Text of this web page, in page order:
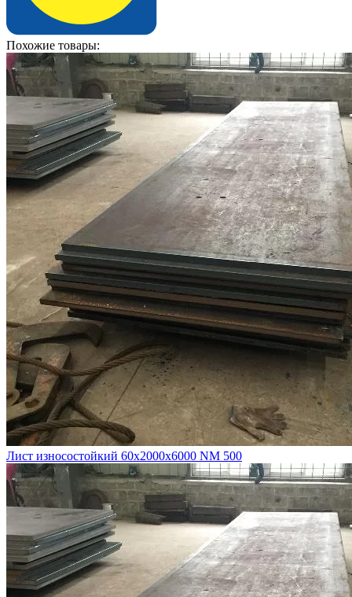
Похожие товары:
Лист износостойкий 60х2000х6000 NM 500